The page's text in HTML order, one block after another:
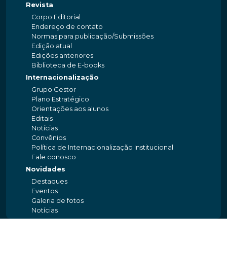
Revista
Corpo Editorial
Endereço de contato
Normas para publicação/Submissões
Edição atual
Edições anteriores
Biblioteca de E-books
Internacionalização
Grupo Gestor
Plano Estratégico
Orientações aos alunos
Editais
Notícias
Convênios
Política de Internacionalização Institucional
Fale conosco
Novidades
Destaques
Eventos
Galeria de fotos
Notícias